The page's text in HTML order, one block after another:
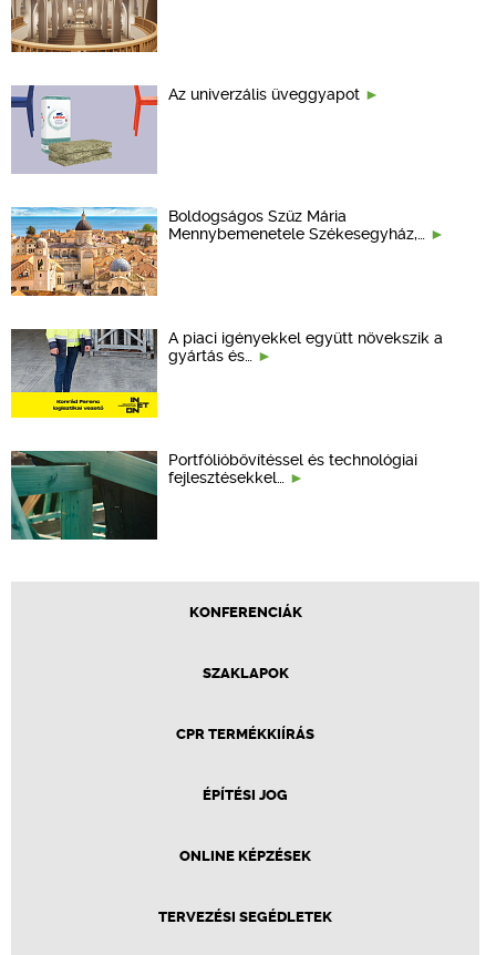
Az univerzális üveggyapot
Boldogságos Szűz Mária
Mennybemenetele Székesegyház,…
A piaci igényekkel együtt növekszik a
gyártás és…
Portfólióbővítéssel és technológiai
fejlesztésekkel…
KONFERENCIÁK
SZAKLAPOK
CPR TERMÉKKIÍRÁS
ÉPÍTÉSI JOG
ONLINE KÉPZÉSEK
TERVEZÉSI SEGÉDLETEK